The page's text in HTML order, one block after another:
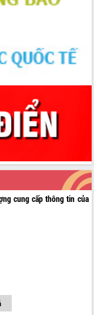
cung cấp thông tin của